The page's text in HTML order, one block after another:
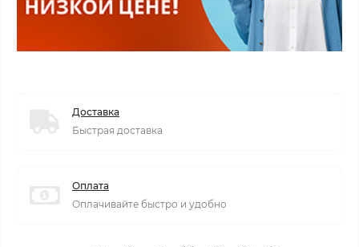
Доставка
Быстрая доставка
Оплата
Оплачивайте быстро и удобно